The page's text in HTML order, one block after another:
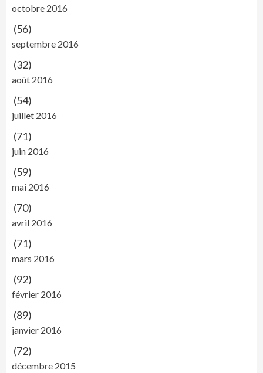
octobre 2016
(56)
septembre 2016
(32)
août 2016
(54)
juillet 2016
(71)
juin 2016
(59)
mai 2016
(70)
avril 2016
(71)
mars 2016
(92)
février 2016
(89)
janvier 2016
(72)
décembre 2015